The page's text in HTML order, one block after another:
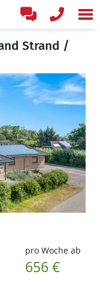
Strand /
pro Woche ab
656 €